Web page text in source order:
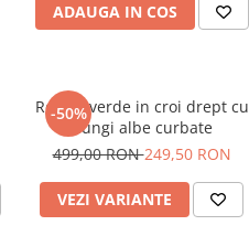
ADAUGA IN COS
-50%
Rochie verde in croi drept cu
dungi albe curbate
499,00 RON249,50 RON
VEZI VARIANTE